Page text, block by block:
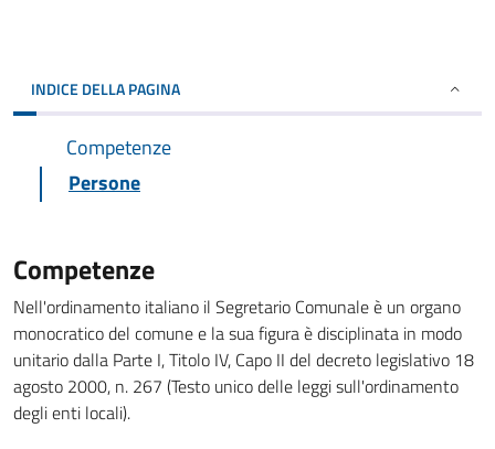
INDICE DELLA PAGINA
Competenze
Persone
Competenze
Nell'ordinamento italiano il Segretario Comunale è un organo
monocratico del comune e la sua figura è disciplinata in modo
unitario dalla Parte I, Titolo IV, Capo II del decreto legislativo 18
agosto 2000, n. 267 (Testo unico delle leggi sull'ordinamento
degli enti locali).